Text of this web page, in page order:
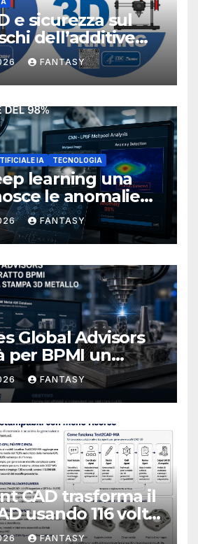
e sicurezza sul
dell’additive
secondo
FANTASY
IA TECNOLOGIA
learning una
le anomalie
di fusione
FANTASY
Global Advisors
per BPMI un
la stampa 3D
alla filiera
FANTASY
CAD trasforma il
usando 116 volte
FANTASY